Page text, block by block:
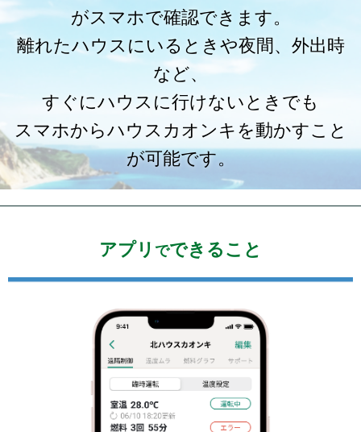
がスマホで確認できます。
離れたハウスにいるときや夜間、外出時
など、
すぐにハウスに行けないときでも
スマホからハウスカオンキを動かすこと
が可能です。
アプリ でできること